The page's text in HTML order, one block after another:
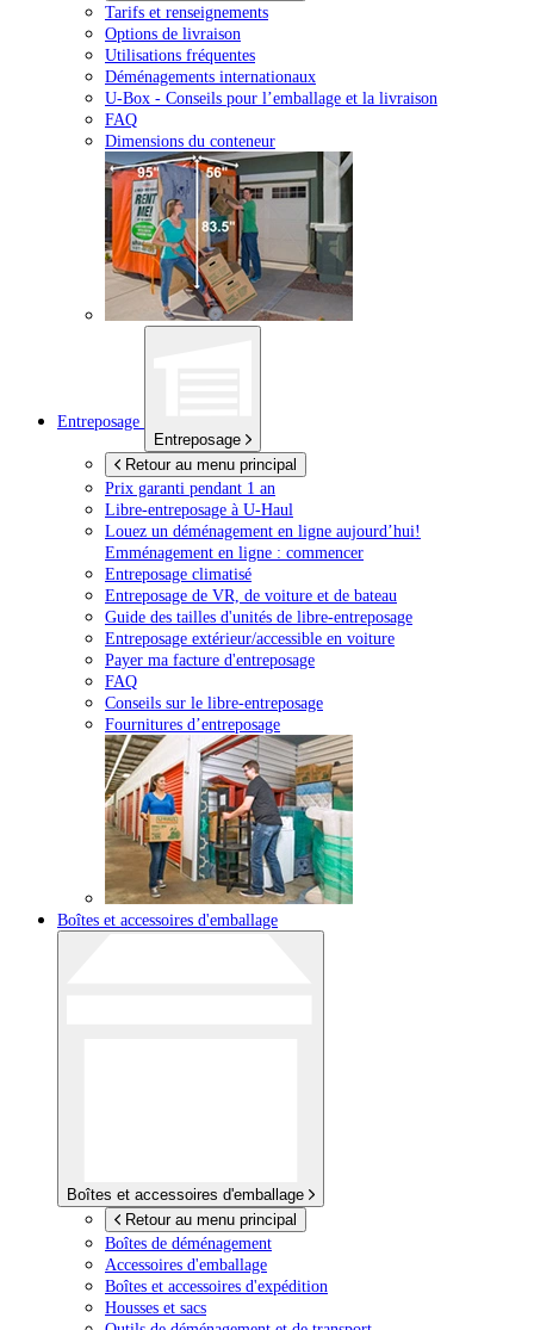
Tarifs et renseignements
Options de livraison
Utilisations fréquentes
Déménagements internationaux
U-Box - Conseils pour l’emballage et la livraison
FAQ
Dimensions du conteneur
Entreposage
Entreposage
Retour au menu principal
Prix garanti pendant 1 an
Libre-entreposage à U-Haul
Louez un déménagement en ligne aujourd’hui!
Emménagement en ligne : commencer
Entreposage climatisé
Entreposage de VR, de voiture et de bateau
Guide des tailles d'unités de libre-entreposage
Entreposage extérieur/accessible en voiture
Payer ma facture d'entreposage
FAQ
Conseils sur le libre-entreposage
Fournitures d’entreposage
Boîtes et accessoires d'emballage
Boîtes et accessoires d'emballage
Retour au menu principal
Boîtes de déménagement
Accessoires d'emballage
Boîtes et accessoires d'expédition
Housses et sacs